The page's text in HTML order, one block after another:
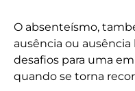
O absenteísmo,
ausência ou
desafios para uma
quando se torna